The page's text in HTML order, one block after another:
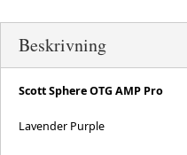
Beskrivning
Scott Sphere OTG AMP Pro
Lavender Purple